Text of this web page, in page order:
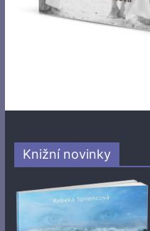
Knižní novinky